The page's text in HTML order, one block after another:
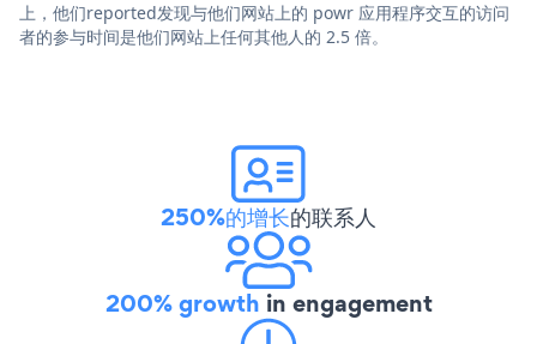
上，他们reported发现与他们网站上的 powr 应用程序交互的访问
者的参与时间是他们网站上任何其他人的 2.5 倍。
250%的增长的联系人
200% growth in engagement